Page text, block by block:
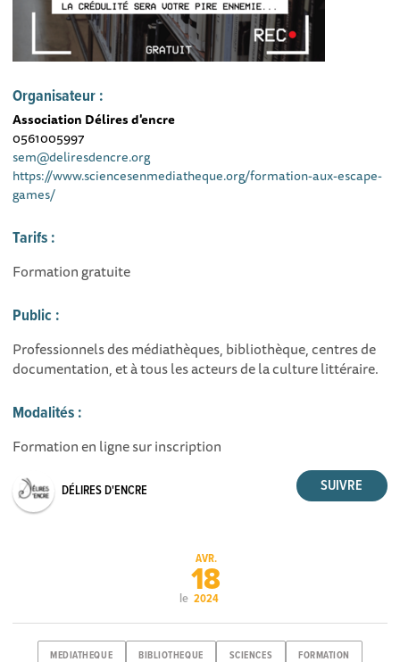
Organisateur :
Association Délires d'encre
0561005997
sem@deliresdencre.org
https://www.sciencesenmediatheque.org/formation-aux-escape-
games/
Tarifs :
Formation gratuite
Public :
Professionnels des médiathèques, bibliothèque, centres de
documentation, et à tous les acteurs de la culture littéraire.
Modalités :
Formation en ligne sur inscription
DÉLIRES D'ENCRE
le
AVR.
18
2024
MEDIATHEQUE BIBLIOTHEQUE SCIENCES FORMATION